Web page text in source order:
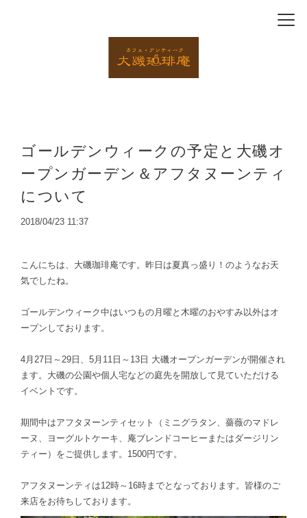
ゴールデンウィークの予定と大磯オ
ープンガーデン＆アフタヌーンティ
について
2018/04/23 11:37
こんにちは、大磯珈琲庵です。昨日は夏真っ盛り！のようなお天
気でしたね。
ゴールデンウィーク中はいつもの月曜と木曜のおやすみ以外はオ
ープンしております。
4月27日～29日、5月11日～13日 大磯オープンガーデンが開催され
ます。大磯の公園や個人宅などの庭先を開放して見ていただける
イベントです。
期間中はアフタヌーンティセット（ミニグラタン、薔薇のマドレ
ーヌ、ヨーグルトケーキ、庵ブレンドコーヒーまたはダージリン
ティー）をご提供します。1500円です。
アフタヌーンティは12時～16時までとなっております。皆様のご
来店をお待ちしております。